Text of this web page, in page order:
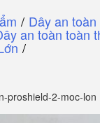
/ Dây an
an toàn toàn
/
proshield-2-moc-lon